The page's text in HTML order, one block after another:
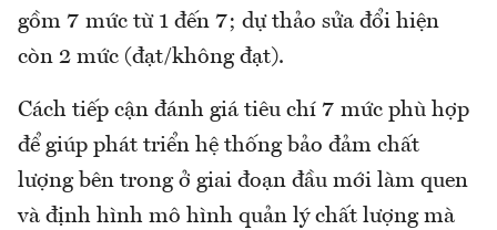
gồm 7 mức từ 1 đến 7; dự thảo sửa đổi hiện
còn 2 mức (đạt/không đạt).
Cách tiếp cận đánh giá tiêu chí 7 mức phù hợp
để giúp phát triển hệ thống bảo đảm chất
lượng bên trong ở giai đoạn đầu mới làm quen
và định hình mô hình quản lý chất lượng mà